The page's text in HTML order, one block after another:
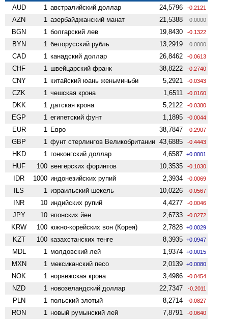
AUD
1 австралийский доллар 24,5796 -0.2121
AZN 1 азербайджанский манат 21,5388 0.0000
BGN 1 болгарский лев 19,8430 -0.1322
BYN 1 белорусский рубль 13,2919 0.0000
CAD 1 канадский доллар 26,8462 -0.0613
CHF 1 швейцарский франк 38,8222 -0.2740
CNY 1 китайский юань женьминьби 5,2921 -0.0343
CZK 1 чешская крона 1,6511 -0.0160
DKK 1 датская крона 5,2122 -0.0380
EGP 1 египетский фунт 1,1895 -0.0044
EUR 1 Евро 38,7847 -0.2907
GBP 1 фунт стерлингов Велико­британии 43,6885 -0.4443
HKD 1 гонконгский доллар 4,6587 +0.0001
HUF 100 венгерских форинтов 10,3535 -0.1030
IDR 1000 индонезийских рупий 2,3934 -0.0069
ILS 1 израильский шекель 10,0226 -0.0567
INR 10 индийских рупий 4,4277 -0.0046
JPY 10 японских йен 2,6733 -0.0272
KRW 100 южно-корейских вон (Корея) 2,7828 +0.0029
KZT 100 казахстанских тенге 8,3935 +0.0947
MDL 1 молдовский лей 1,9374 +0.0015
MXN 1 мексиканский песо 2,0139 +0.0080
NOK 1 норвежская крона 3,4986 -0.0454
NZD 1 ново­зеландский доллар 22,7347 -0.2011
PLN 1 польский злотый 8,2714 -0.0827
RON 1 новый румынский лей 7,8791 -0.0640